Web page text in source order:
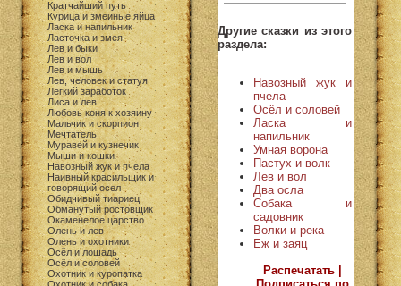
Кратчайший путь
Курица и змеиные яйца
Ласка и напильник
Ласточка и змея
Лев и быки
Лев и вол
Лев и мышь
Лев, человек и статуя
Легкий заработок
Лиса и лев
Любовь коня к хозяину
Мальчик и скорпион
Мечтатель
Муравей и кузнечик
Мыши и кошки
Навозный жук и пчела
Наивный красильщик и
говорящий осел
Обидчивый тиариец
Обманутый ростовщик
Окаменелое царство
Олень и лев
Олень и охотники
Осёл и лошадь
Осёл и соловей
Охотник и куропатка
Другие сказки из этого
раздела:
Навозный жук и
пчела
Осёл и соловей
Ласка и
напильник
Умная ворона
Пастух и волк
Лев и вол
Два осла
Собака и
садовник
Волки и река
Еж и заяц
Распечатать |